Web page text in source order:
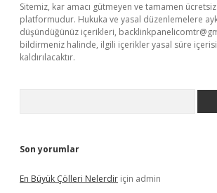
Sitemiz, kar amacı gütmeyen ve tamamen
platformudur. Hukuka ve yasal düzenlemelere
düşündüğünüz içerikleri,
bildirmeniz halinde, ilgili içerikler yasal süre
kaldırılacaktır.
Son yorumlar
En Büyük Çölleri Nelerdir için admin